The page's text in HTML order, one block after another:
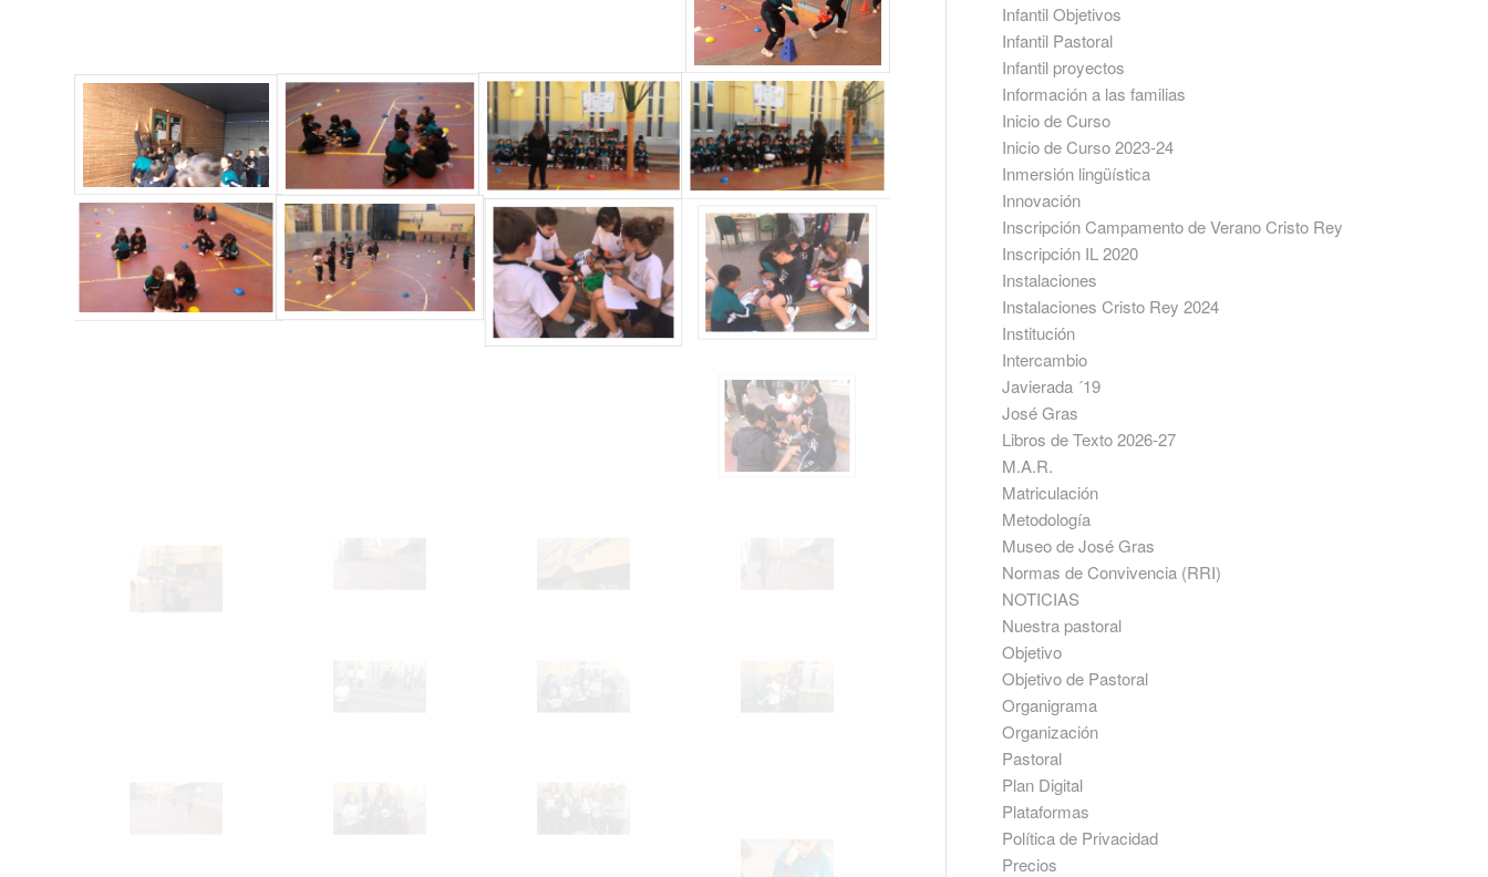
Infantil Objetivos
Infantil Pastoral
Infantil proyectos
Información a las familias
Inicio de Curso
Inicio de Curso 2023-24
Inmersión lingüística
Innovación
Inscripción Campamento de Verano Cristo Rey
Inscripción IL 2020
Instalaciones
Instalaciones Cristo Rey 2024
Institución
Intercambio
Javierada ´19
José Gras
Libros de Texto 2026-27
M.A.R.
Matriculación
Metodología
Museo de José Gras
Normas de Convivencia (RRI)
NOTICIAS
Nuestra pastoral
Objetivo
Objetivo de Pastoral
Organigrama
Organización
Pastoral
Plan Digital
Plataformas
Política de Privacidad
Precios